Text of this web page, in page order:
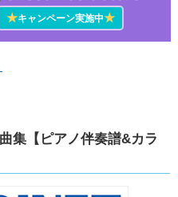
★キャンペーン実施中★
集【ピアノ伴奏譜&カラ